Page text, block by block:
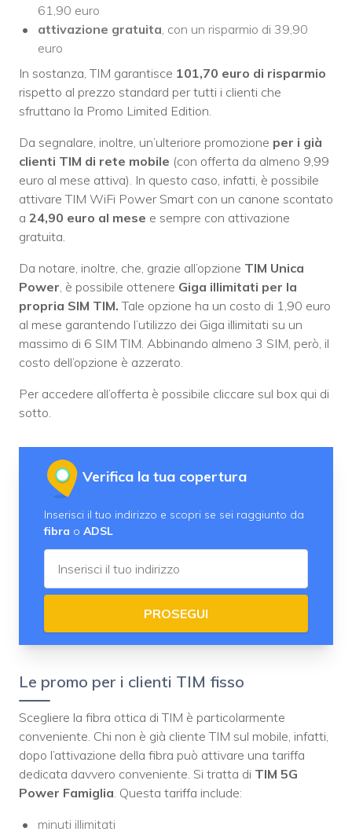
61,90 euro
attivazione gratuita , con un risparmio di 39,90
euro
In sostanza, TIM garantisce 101,70 euro di risparmio
rispetto al prezzo standard per tutti i clienti che
sfruttano la Promo Limited Edition.
Da segnalare, inoltre, un’ulteriore promozione per i già
clienti TIM di rete mobile (con offerta da almeno 9,99
euro al mese attiva). In questo caso, infatti, è possibile
attivare TIM WiFi Power Smart con un canone scontato
a 24,90 euro al mese e sempre con attivazione
gratuita.
Da notare, inoltre, che, grazie all’opzione TIM Unica
Power , è possibile ottenere Giga illimitati per la
propria SIM TIM. Tale opzione ha un costo di 1,90 euro
al mese garantendo l’utilizzo dei Giga illimitati su un
massimo di 6 SIM TIM. Abbinando almeno 3 SIM, però, il
costo dell’opzione è azzerato.
Per accedere all’offerta è possibile cliccare sul box qui di
sotto.
Verifica la tua copertura
Inserisci il tuo indirizzo e scopri se sei raggiunto da
fibra o ADSL
PROSEGUI
Le promo per i clienti TIM fisso
Scegliere la fibra ottica di TIM è particolarmente
conveniente. Chi non è già cliente TIM sul mobile, infatti,
dopo l’attivazione della fibra può attivare una tariffa
dedicata davvero conveniente. Si tratta di TIM 5G
Power Famiglia . Questa tariffa include:
minuti illimitati